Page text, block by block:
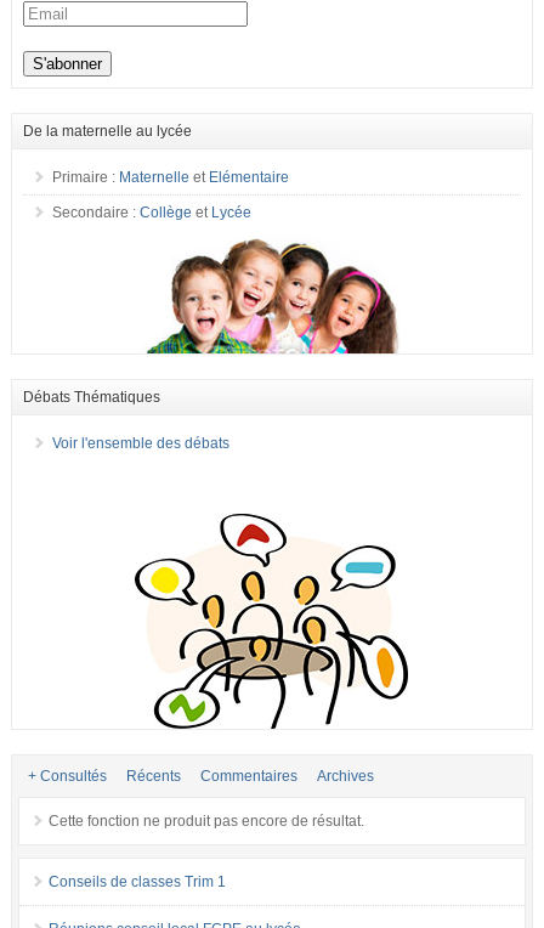
De la maternelle au lycée
Primaire : Maternelle et Elémentaire
Secondaire : Collège et Lycée
Débats Thématiques
Voir l'ensemble des débats
+ Consultés Récents Commentaires Archives
Cette fonction ne produit pas encore de résultat.
Conseils de classes Trim 1